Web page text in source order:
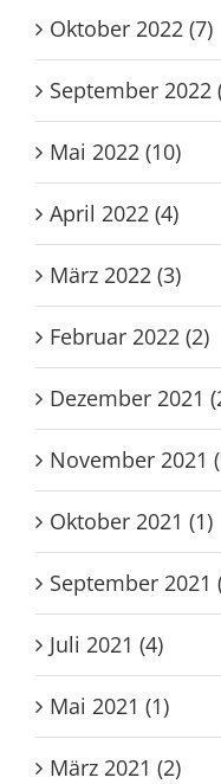
Oktober 2022 (7)
September 2022
Mai 2022 (10)
April 2022 (4)
März 2022 (3)
Februar 2022 (2)
Dezember 2021
November 2021
Oktober 2021 (1)
September 2021
Juli 2021 (4)
Mai 2021 (1)
März 2021 (2)